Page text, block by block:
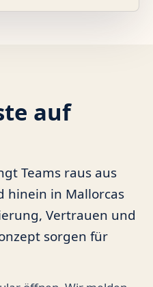
auf
Teams raus aus
hinein in Mallorcas
Vertrauen und
sorgen für